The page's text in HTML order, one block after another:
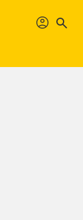
profil search